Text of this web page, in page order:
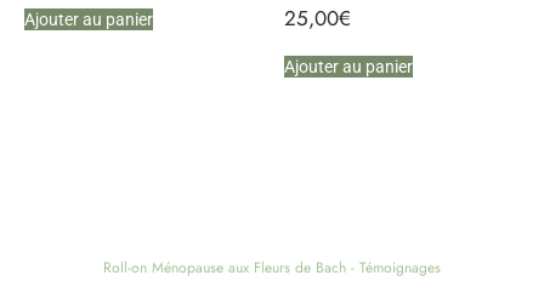
Ajouter au panier
25,00€
Ajouter au panier
Roll-on Ménopause aux Fleurs de Bach - Témoignages